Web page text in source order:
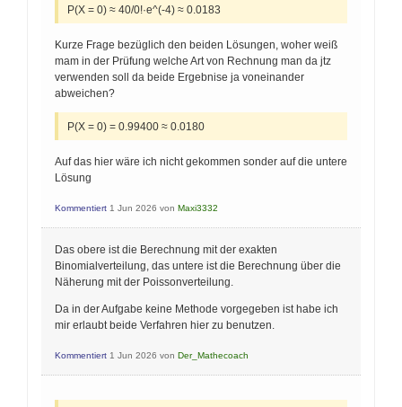
P(X = 0) ≈ 40/0!·e^(-4) ≈ 0.0183
Kurze Frage bezüglich den beiden Lösungen, woher weiß
mam in der Prüfung welche Art von Rechnung man da jtz
verwenden soll da beide Ergebnise ja voneinander
abweichen?
P(X = 0) = 0.99400 ≈ 0.0180
Auf das hier wäre ich nicht gekommen sonder auf die untere
Lösung
Kommentiert 1 Jun 2026 von Maxi3332
Das obere ist die Berechnung mit der exakten
Binomialverteilung, das untere ist die Berechnung über die
Näherung mit der Poissonverteilung.
Da in der Aufgabe keine Methode vorgegeben ist habe ich
mir erlaubt beide Verfahren hier zu benutzen.
Kommentiert 1 Jun 2026 von Der_Mathecoach